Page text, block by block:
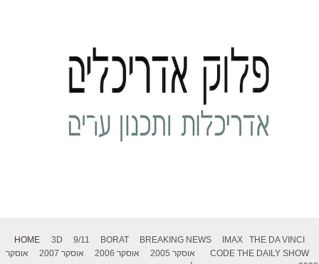
HOME 3D 9/11 BORAT BREAKING NEWS IMAX
THE DA VINCI
CODE THE DAILY SHOW אוסקר 2005 אוסקר 2006 אוסקר 2007
אוסקר